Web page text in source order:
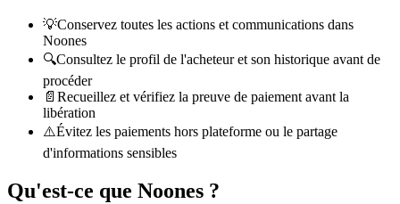
💡Conservez toutes les actions et communications dans
Noones
🔍Consultez le profil de l'acheteur et son historique avant de
procéder
📄 Recueillez et vérifiez la preuve de paiement avant la
libération
⚠️Évitez les paiements hors plateforme ou le partage
d'informations sensibles
Qu'est-ce que Noones ?